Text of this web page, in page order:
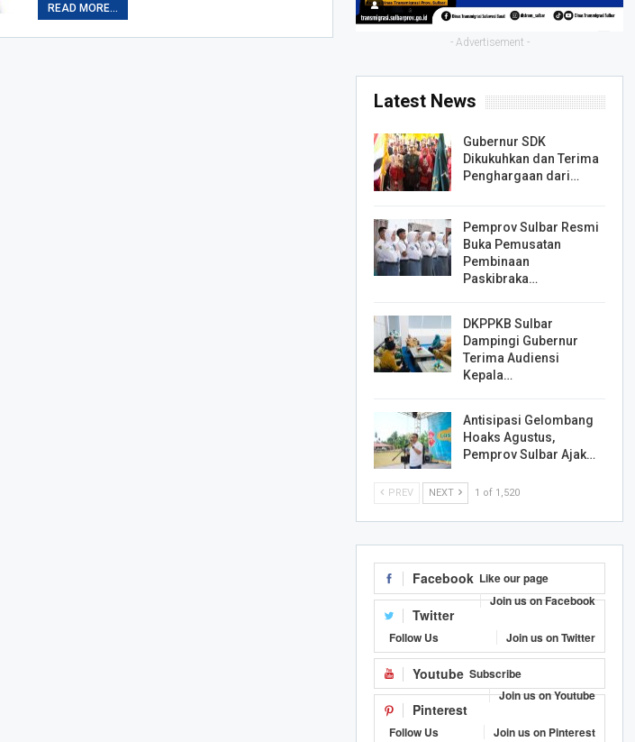
READ MORE...
- Advertisement -
Latest News
Gubernur SDK
Dikukuhkan dan Terima
Penghargaan dari…
Pemprov Sulbar Resmi
Buka Pemusatan
Pembinaan
Paskibraka…
DKPPKB Sulbar
Dampingi Gubernur
Terima Audiensi
Kepala…
Antisipasi Gelombang
Hoaks Agustus,
Pemprov Sulbar Ajak…
PREV NEXT 1 of 1,520
Facebook Like our page
Join us on Facebook
Twitter
Follow Us Join us on Twitter
Youtube Subscribe
Join us on Youtube
Pinterest
Follow Us Join us on Pinterest